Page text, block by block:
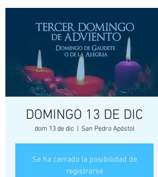
DOMINGO 13 DE DIC
dom 13 de dic San Pedro Apóstol
Se ha cerrado la posibilidad de
registrarse